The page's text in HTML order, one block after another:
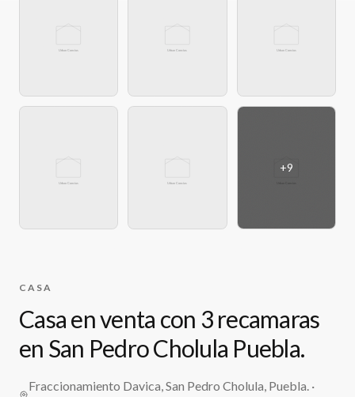
+9
CASA
Casa en venta con 3 recamaras
en San Pedro Cholula Puebla.
Fraccionamiento Davica, San Pedro Cholula, Puebla.·